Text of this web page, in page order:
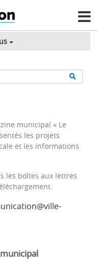
municipal « Le
les projets
et les informations
les boîtes aux lettres